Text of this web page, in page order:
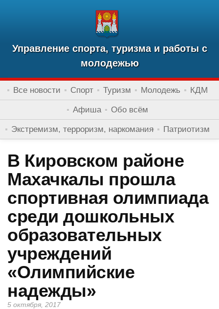
Управление спорта, туризма и работы с
молодежью
Все новости Спорт Туризм Молодежь КДМ
Афиша Обо всём
Экстремизм, терроризм, наркомания Патриотизм
В Кировском районе
Махачкалы прошла
спортивная олимпиада
среди дошкольных
образовательных
учреждений
«Олимпийские
надежды»
5 октября, 2017